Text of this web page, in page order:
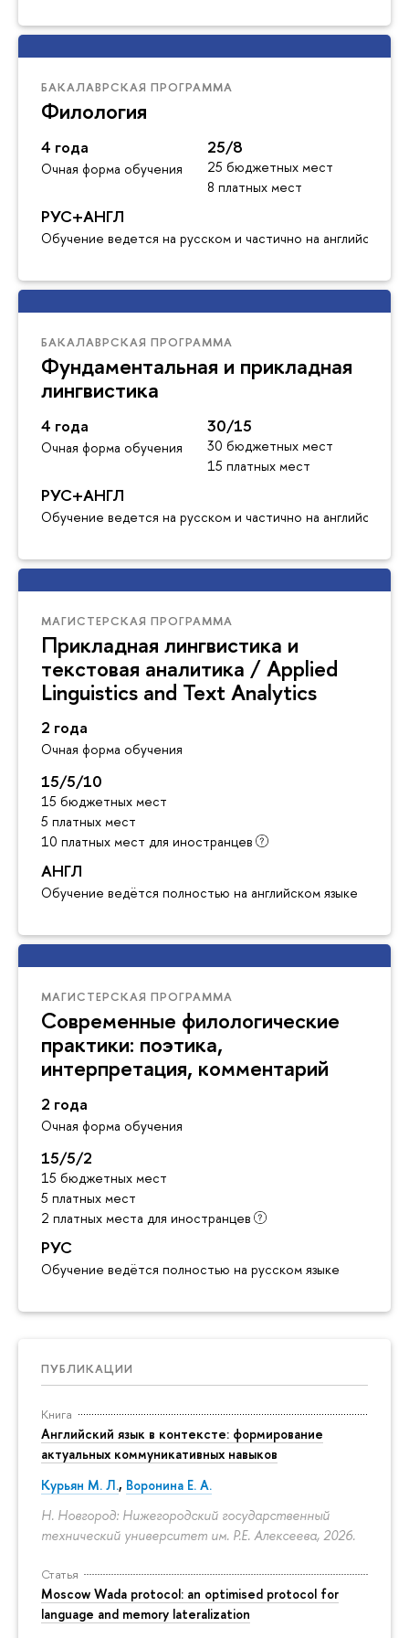
БАКАЛАВРСКАЯ ПРОГРАММА
Филология
4 года
Очная форма обучения
25/8
25 бюджетных мест
8 платных мест
РУС+АНГЛ
Обучение ведется на русском и частично на английском
БАКАЛАВРСКАЯ ПРОГРАММА
Фундаментальная и прикладная
лингвистика
4 года
Очная форма обучения
30/15
30 бюджетных мест
15 платных мест
РУС+АНГЛ
Обучение ведется на русском и частично на английском
МАГИСТЕРСКАЯ ПРОГРАММА
Прикладная лингвистика и
текстовая аналитика / Applied
Linguistics and Text Analytics
2 года
Очная форма обучения
15/5/10
15 бюджетных мест
5 платных мест
10 платных мест для иностранцев
АНГЛ
Обучение ведётся полностью на английском языке
МАГИСТЕРСКАЯ ПРОГРАММА
Современные филологические
практики: поэтика,
интерпретация, комментарий
2 года
Очная форма обучения
15/5/2
15 бюджетных мест
5 платных мест
2 платных места для иностранцев
РУС
Обучение ведётся полностью на русском языке
ПУБЛИКАЦИИ
Книга
Английский язык в контексте: формирование
актуальных коммуникативных навыков
Курьян М. Л., Воронина Е. А.
Н. Новгород: Нижегородский государственный
технический университет им. Р.Е. Алексеева, 2026.
Статья
Moscow Wada protocol: an optimised protocol for
language and memory lateralization